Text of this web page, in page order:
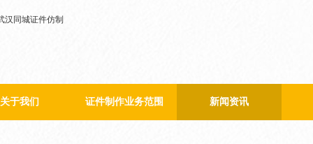
关于我们 证件制作业务范围 新闻资讯